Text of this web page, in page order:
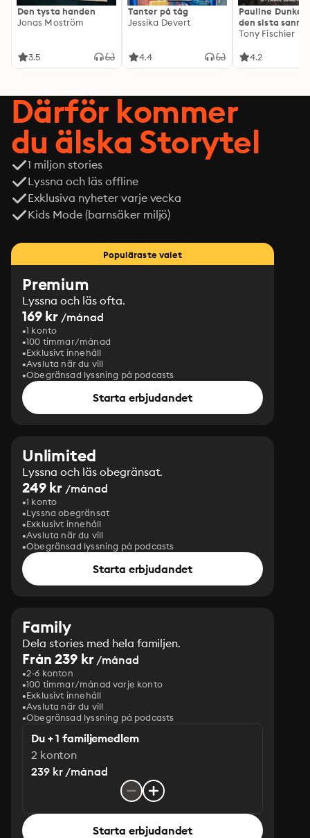
Den tysta handen
Jonas Moström
3.5
Tanter på tåg
Jessika Devert
4.4
Pauline Dunker
den sista
Tony Fischier
4.2
Därför kommer
du älska Storytel
1 miljon stories
Lyssna och läs offline
Exklusiva nyheter varje vecka
Kids Mode (barnsäker miljö)
Populäraste valet
Premium
Lyssna och läs ofta.
169 kr /månad
1 konto
100 timmar/månad
Exklusivt innehåll
Avsluta när du vill
Obegränsad lyssning på podcasts
Starta erbjudandet
Unlimited
Lyssna och läs obegränsat.
249 kr /månad
1 konto
Lyssna obegränsat
Exklusivt innehåll
Avsluta när du vill
Obegränsad lyssning på podcasts
Starta erbjudandet
Family
Dela stories med hela familjen.
Från 239 kr/månad
2-6 konton
100 timmar/månad varje konto
Exklusivt innehåll
Avsluta när du vill
Obegränsad lyssning på podcasts
Du + 1 familjemedlem
2 konton
239 kr /månad
Starta erbjudandet